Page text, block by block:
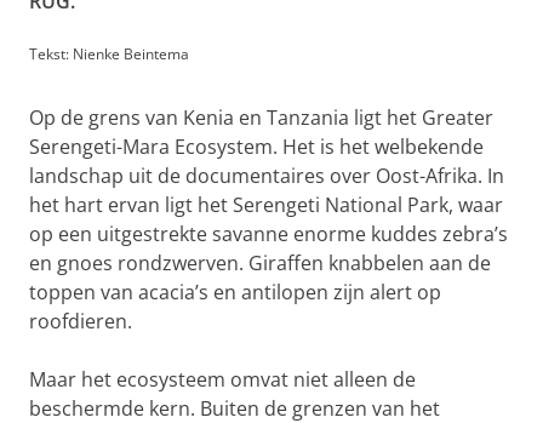
Tekst: Nienke Beintema
Op de grens van Kenia en Tanzania ligt het Greater
Serengeti-Mara Ecosystem. Het is het welbekende
landschap uit de documentaires over Oost-Afrika. In
het hart ervan ligt het Serengeti National Park, waar
op een uitgestrekte savanne enorme kuddes zebra’s
en gnoes rondzwerven. Giraffen knabbelen aan de
toppen van acacia’s en antilopen zijn alert op
roofdieren.
Maar het ecosysteem omvat niet alleen de
beschermde kern. Buiten de grenzen van het